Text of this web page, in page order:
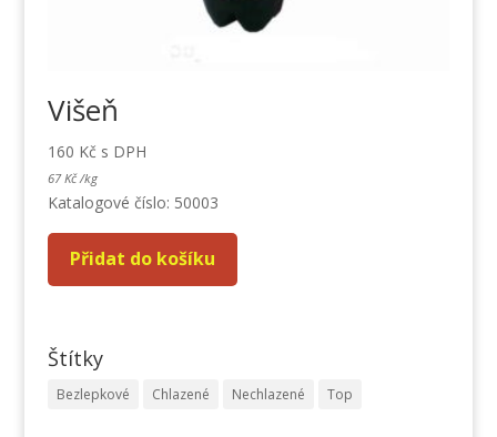
Višeň
160 Kč s DPH
67Kč /kg
Katalogové číslo: 50003
Přidat do košíku
Štítky
Bezlepkové Chlazené Nechlazené Top